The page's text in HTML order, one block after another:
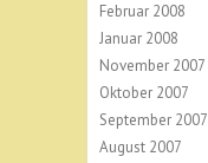
Februar 2008
Januar 2008
November 2007
Oktober 2007
September 2007
August 2007